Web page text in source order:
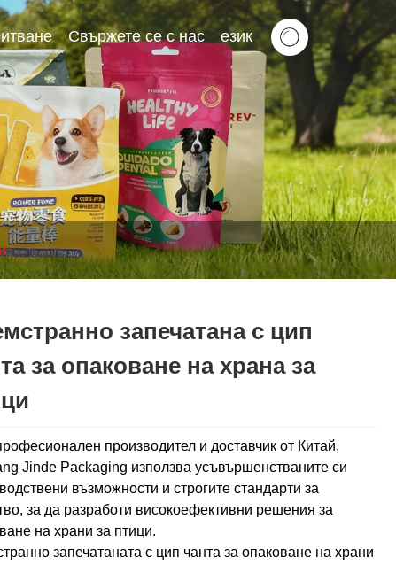
Свържете се с нас език
запечатана с цип
за опаковане на храна за
производител и доставчик от Китай,
Jinde Packaging използва усъвършенстваните си
възможности и строгите стандарти за
за да разработи високоефективни решения за
на храни за птици.
запечатаната с цип чанта за опаковане на храни